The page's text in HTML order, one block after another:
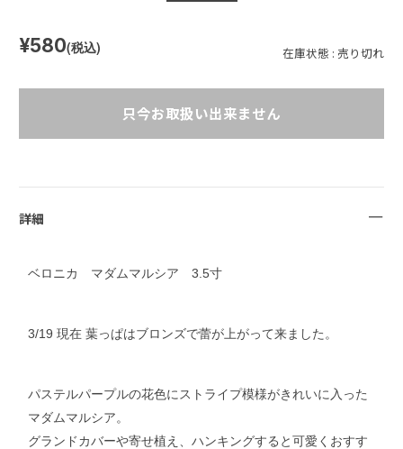
在庫状態 : 売り切れ
¥580(税込)
只今お取扱い出来ません
詳細
ベロニカ マダムマルシア 3.5寸
3/19 現在 葉っぱはブロンズで蕾が上がって来ました。
パステルパープルの花色にストライプ模様がきれいに入った
マダムマルシア。
グランドカバーや寄せ植え、ハンキングすると可愛くおすす